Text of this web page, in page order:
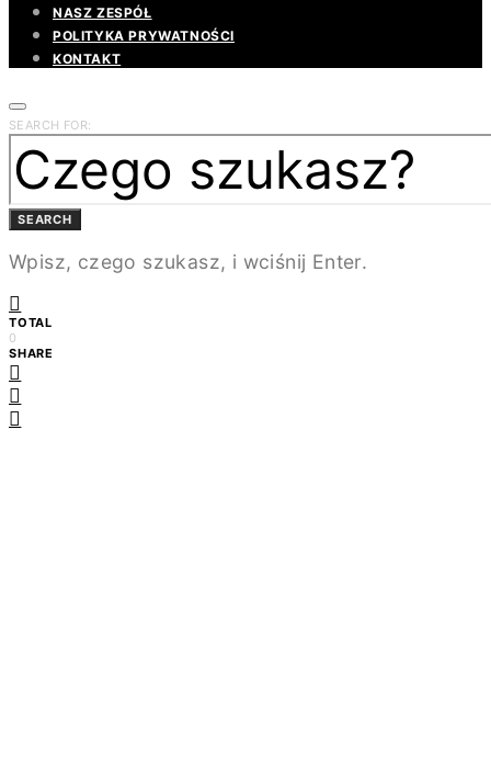
NASZ ZESPÓŁ
POLITYKA PRYWATNOŚCI
KONTAKT
SEARCH FOR:
SEARCH
Wpisz, czego szukasz, i wciśnij Enter.
TOTAL
0
SHARE